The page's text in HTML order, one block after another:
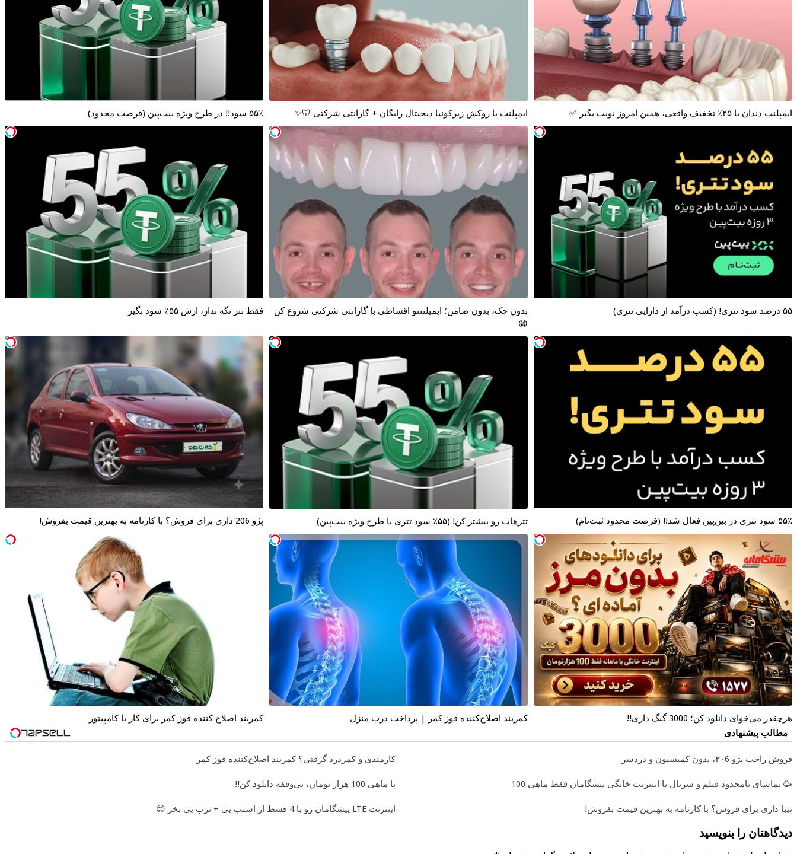
ایمپلنت دندان با ۲۵٪ تخفیف واقعی، همین امروز نوبت بگیر ✅ ایمپلنت با روکش زیرکونیا دیجیتال رایگان + گارانتی شرکتی 🦷✨ ۵۵٪ سود!! در طرح ویژه بیت‌پین (فرصت محدود)
۵۵ درصد سود تتری! (کسب درآمد از دارایی تتری)
بدون چک، بدون ضامن؛ ایمپلنتتو اقساطی با گارانتی شرکتی شروع کن
😁
فقط تتر نگه ندار، ازش ۵۵٪ سود بگیر
۵۵٪ سود تتری در بین‌پین فعال شد!! (فرصت محدود ثبت‌نام) تترهات رو بیشتر کن! (۵۵٪ سود تتری با طرح ویژه بیت‌پین) پژو 206 داری برای فروش؟ با کارنامه به بهترین قیمت بفروش!
هرچقدر می‌خوای دانلود کن؛ 3000 گیگ داری!! کمربند اصلاح‌کننده قوز کمر | پرداخت درب منزل
کمربند اصلاح کننده قوز کمر برای کار با کامپیتور
مطالب پیشنهادی
فروش راحت پژو ۲۰6، بدون کمیسیون و دردسر کارمندی و کمردرد گرفتی؟ کمربند اصلاح‌کننده قوز کمر
🥳 تماشای نامحدود فیلم و سریال با اینترنت خانگی پیشگامان فقط ماهی 100 با ماهی 100 هزار تومان، بی‌وقفه دانلود کن!!
تیبا داری برای فروش؟ با کارنامه به بهترین قیمت بفروش! اینترنت LTE پیشگامان رو با 4 قسط از اسنپ پی + ترب پی بخر 😍
دیدگاهتان را بنویسید